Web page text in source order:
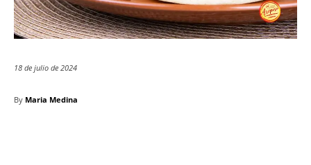
18 de julio de 2024
By Maria Medina